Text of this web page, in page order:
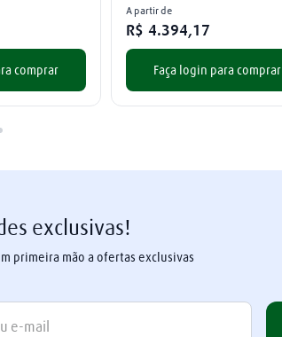
comprar
A partir de
R$ 4.394,17
Faça login para comprar
exclusivas!
primeira mão a ofertas exclusivas